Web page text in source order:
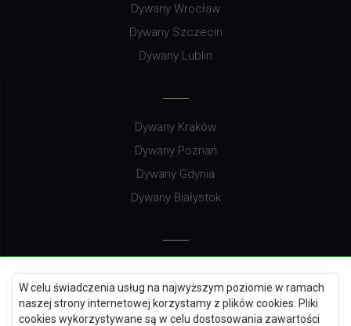
W celu świadczenia usług na najwyższym poziomie w ramach
naszej strony internetowej korzystamy z plików cookies. Pliki
cookies wykorzystywane są w celu dostosowania zawartości
Dywany Wrocław
Dywany Szczecin
Dywany Lublin
Dywany Kraków
Dywany Poznań
Dywany Gdynia
Dywany Białystok
Dywany Gdańsk
Dywany Toruń